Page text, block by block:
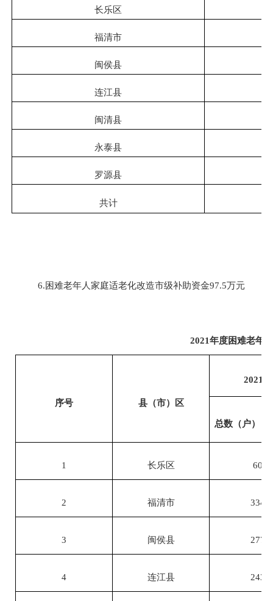
长乐区
福清市
闽侯县
连江县
闽清县
永泰县
罗源县
共计
6.困难老年人家庭适老化改造市级补助资金97.5万元
2021年度困难老年
序号 县（市）区
2021
总数（户）
1 长乐区 60
2 福清市 334
3 闽侯县 277
4 连江县 243